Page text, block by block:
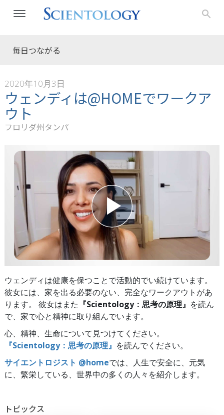
毎日つながる
2020年10月3日
ウェンディは@HOMEでワークア
ウト
フロリダ州タンパ
ウェンディは健康を保つことで活動的でい続けています。
彼女には、家を出る必要のない、完全なワークアウトがあ
ります。 彼女はまた 『Scientology：思考の原理』 を読ん
で、家で心と精神に取り組んでいます。
心、精神、生命について見つけてください。
『Scientology：思考の原理』 を読んでください。
サイエントロジスト @homeでは、人生で安全に、元気
に、繁栄している、世界中の多くの人々を紹介します。
トピックス